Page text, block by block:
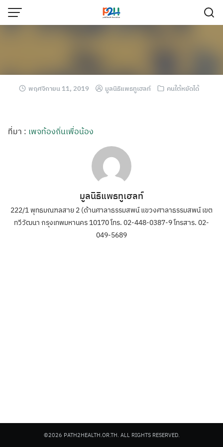
พฤศจิกายน 11, 2019 มูลนิธิแพธทูเฮลท์ คนใต้หยัดได้
ที่มา : เพจท้องถิ่นเพื่อน้อง
มูลนิธิแพธทูเฮลท์
222/1 พุทธมณฑลสาย 2 (ด้านศาลาธรรมสพน์ แขวงศาลาธรรมสพน์ เขต
ทวีวัฒนา กรุงเทพมหานคร 10170 โทร. 02-448-0387-9 โทรสาร. 02-
049-5689
©2026 PATH2HEALTH.OR.TH. ALL RIGHTS RESERVED.